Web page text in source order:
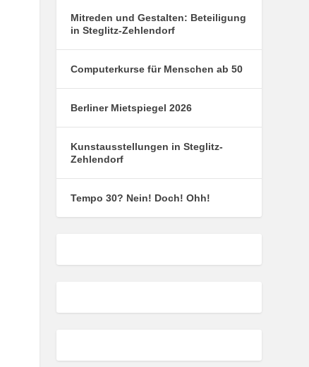
Mitreden und Gestalten: Beteiligung
in Steglitz-Zehlendorf
Computerkurse für Menschen ab 50
Berliner Mietspiegel 2026
Kunstausstellungen in Steglitz-
Zehlendorf
Tempo 30? Nein! Doch! Ohh!